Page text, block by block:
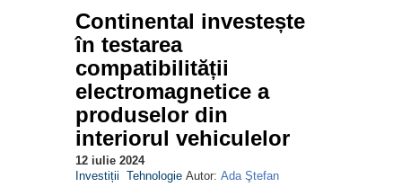
Continental investește
în testarea
compatibilității
electromagnetice a
produselor din
interiorul vehiculelor
12 iulie 2024
Investiții Tehnologie Autor: Ada Ştefan